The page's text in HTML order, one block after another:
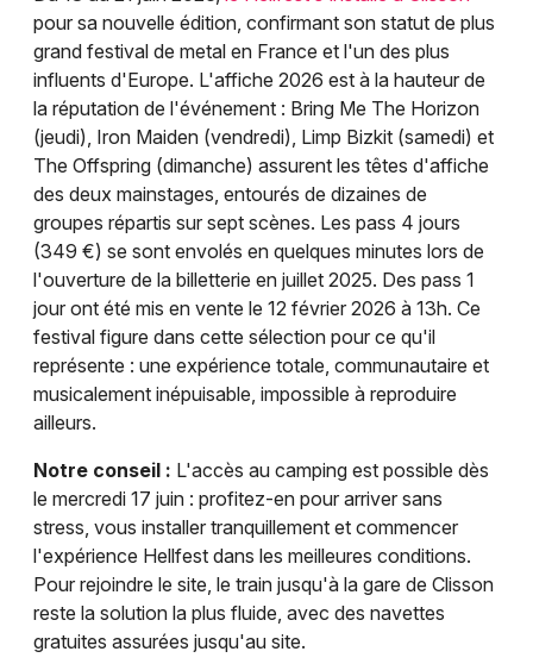
pour sa nouvelle édition, confirmant son statut de plus
grand festival de metal en France et l'un des plus
influents d'Europe. L'affiche 2026 est à la hauteur de
la réputation de l'événement : Bring Me The Horizon
(jeudi), Iron Maiden (vendredi), Limp Bizkit (samedi) et
The Offspring (dimanche) assurent les têtes d'affiche
des deux mainstages, entourés de dizaines de
groupes répartis sur sept scènes. Les pass 4 jours
(349 €) se sont envolés en quelques minutes lors de
l'ouverture de la billetterie en juillet 2025. Des pass 1
jour ont été mis en vente le 12 février 2026 à 13h. Ce
festival figure dans cette sélection pour ce qu'il
représente : une expérience totale, communautaire et
musicalement inépuisable, impossible à reproduire
ailleurs.
Notre conseil : L'accès au camping est possible dès
le mercredi 17 juin : profitez-en pour arriver sans
stress, vous installer tranquillement et commencer
l'expérience Hellfest dans les meilleures conditions.
Pour rejoindre le site, le train jusqu'à la gare de Clisson
reste la solution la plus fluide, avec des navettes
gratuites assurées jusqu'au site.